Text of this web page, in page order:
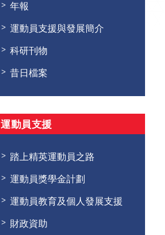
年報
運動員支援與發展簡介
科研刊物
昔日檔案
運動員支援
踏上精英運動員之路
運動員獎學金計劃
運動員教育及個人發展支援
財政資助